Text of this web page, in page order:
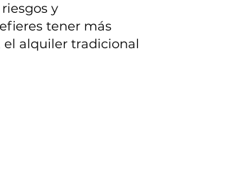
y
tener más
el alquiler tradicional